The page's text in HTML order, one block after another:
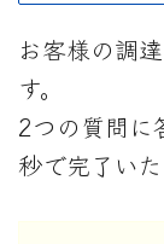
お客様の調
す。
2つの質問に
秒で完了いた